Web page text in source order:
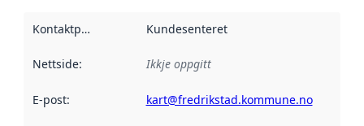
Kontaktpunkt Kundesenteret
Nettside: Ikkje oppgitt
E-post: kart@fredrikstad.kommune.no